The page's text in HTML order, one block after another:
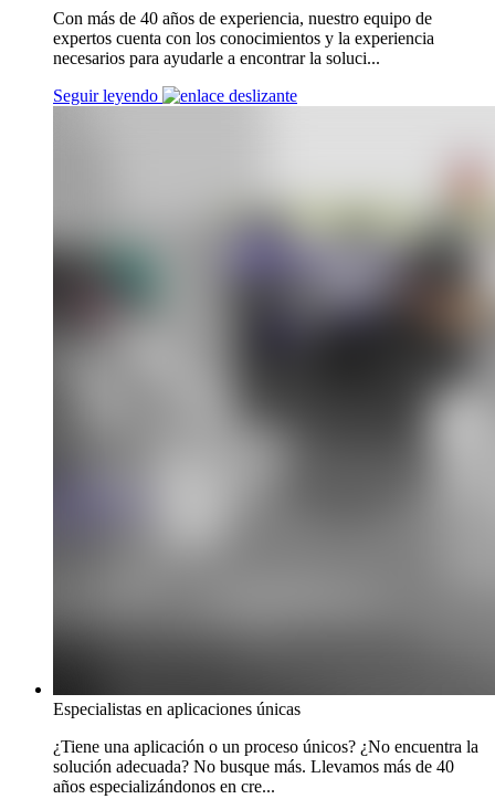
Con más de 40 años de experiencia, nuestro equipo de
expertos cuenta con los conocimientos y la experiencia
necesarios para ayudarle a encontrar la soluci...
Seguir leyendo
Especialistas en aplicaciones únicas
¿Tiene una aplicación o un proceso únicos? ¿No encuentra la
solución adecuada? No busque más. Llevamos más de 40
años especializándonos en cre...